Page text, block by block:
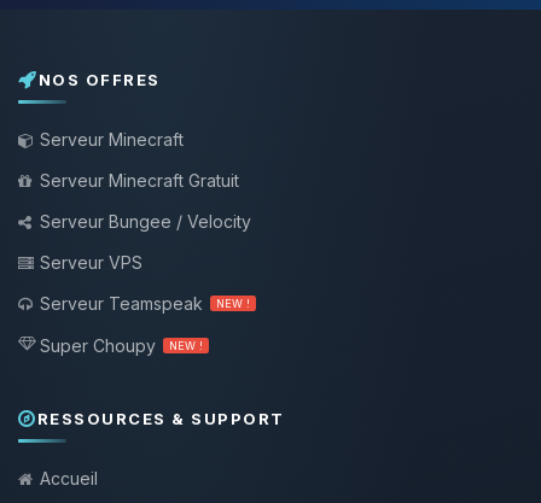
NOS OFFRES
Serveur Minecraft
Serveur Minecraft Gratuit
Serveur Bungee / Velocity
Serveur VPS
Serveur Teamspeak
NEW !
Super Choupy NEW !
RESSOURCES & SUPPORT
Accueil